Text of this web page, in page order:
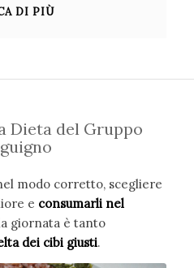
DI PIÙ
Dieta del Gruppo
modo corretto, scegliere
e consumarli nel
giornata è tanto
dei cibi giusti.